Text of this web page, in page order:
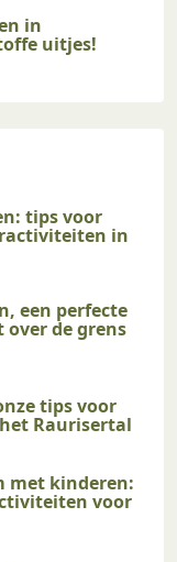
in
uitjes!
tips voor
in
een perfecte
de grens
tips voor
Raurisertal
met kinderen:
voor